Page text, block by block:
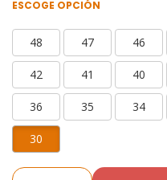
ESCOGE OPCIÓN
48 47 46
42 41 40
36 35 34
30